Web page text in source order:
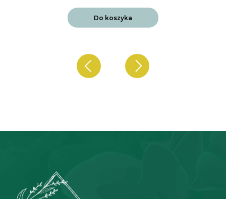
Do koszyka